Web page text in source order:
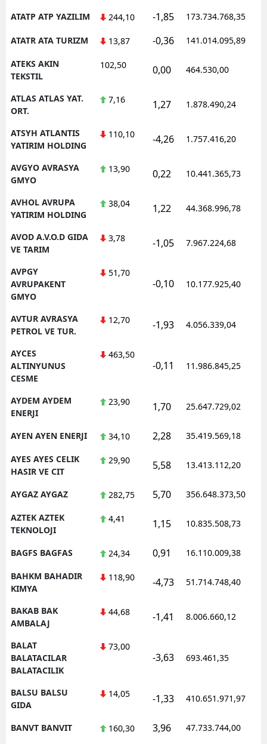
ATATP ATP YAZILIM 244,10 -1,85 173.734.768,35
ATATR ATA TURIZM 13,87 -0,36 141.014.095,89
ATEKS AKIN
TEKSTIL
102,50 0,00 464.530,00
ATLAS ATLAS YAT.
ORT.
7,16 1,27 1.878.490,24
ATSYH ATLANTIS
YATIRIM HOLDING
110,10 -4,26 1.757.416,20
AVGYO AVRASYA
GMYO
13,90 0,22 10.441.365,73
AVHOL AVRUPA
YATIRIM HOLDING
38,04 1,22 44.368.996,78
AVOD A.V.O.D GIDA
VE TARIM
3,78 -1,05 7.967.224,68
AVPGY
AVRUPAKENT
GMYO
51,70
-0,10 10.177.925,40
AVTUR AVRASYA
PETROL VE TUR.
12,70 -1,93 4.056.339,04
AYCES
ALTINYUNUS
CESME
463,50
-0,11 11.986.845,25
AYDEM AYDEM
ENERJI
23,90 1,70 25.647.729,02
AYEN AYEN ENERJI 34,10 2,28 35.419.569,18
AYES AYES CELIK
HASIR VE CIT
29,90 5,58 13.413.112,20
AYGAZ AYGAZ 282,75 5,70 356.648.373,50
AZTEK AZTEK
TEKNOLOJI
4,41 1,15 10.835.508,73
BAGFS BAGFAS 24,34 0,91 16.110.009,38
BAHKM BAHADIR
KIMYA
118,90 -4,73 51.714.748,40
BAKAB BAK
AMBALAJ
44,68 -1,41 8.006.660,12
BALAT
BALATACILAR
BALATACILIK
73,00
-3,63 693.461,35
BALSU BALSU
GIDA
14,05 -1,33 410.651.971,97
BANVT BANVIT 160,30 3,96 47.733.744,00